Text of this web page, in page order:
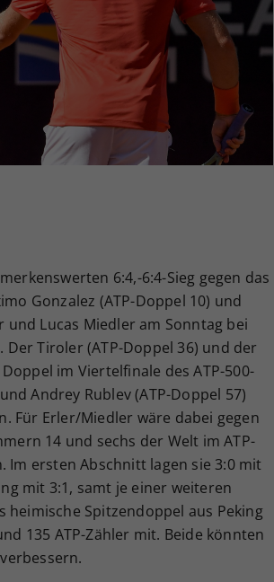
6:4,-6:4-Sieg gegen das
Gonzalez (ATP-Doppel 10) und
Lucas Miedler am Sonntag bei
Tiroler (ATP-Doppel 36) und der
im Viertelfinale des ATP-500-
Andrey Rublev (ATP-Doppel 57)
Für Erler/Miedler wäre dabei gegen
14 und sechs der Welt im ATP-
Im ersten Abschnitt lagen sie 3:0 mit
mit 3:1, samt je einer weiteren
heimische Spitzendoppel aus Peking
135 ATP-Zähler mit. Beide könnten
Ihrer vorgenommen Einstellungen, falls der
Betreiber dies eingestellt hat.